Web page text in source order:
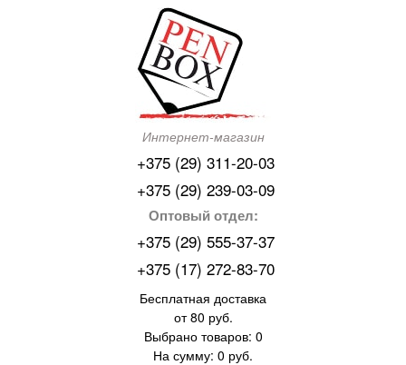
Интернет-магазин
+375 (29) 311-20-03
+375 (29) 239-03-09
Оптовый отдел:
+375 (29) 555-37-37
+375 (17) 272-83-70
Бесплатная доставка
от 80 руб.
Выбрано товаров: 0
На сумму: 0 руб.